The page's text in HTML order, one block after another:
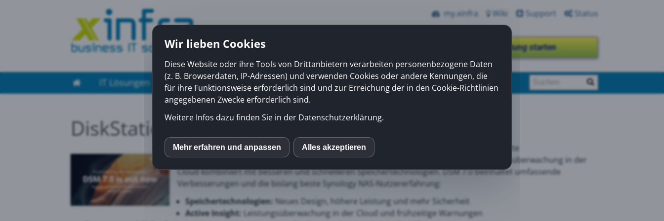
my.xinfra Wiki Support Status
Fernwartung starten
IT Lösungen Managed Services Erfolge News Kiosk Über uns
DiskStation Manager 7.0
DiskStation Manager 7.0 steht fürSynology NASzum Download bereit und bietet optimierte
Benutzererfahrung, mehr Sicherheit beim Anmelden, flexibler Cloud-Speicher und Systemüberwachung in der
Cloud kombiniert mit besseren und schnelleren Speichertechnologien. DSM 7.0 beinhaltet umfassende
Verbesserungen und die bislang beste Synology NAS-Nutzererfahrung:
Speichertechnologien: Neues Design, höhere Leistung und mehr Sicherheit
Active Insight:
Leistungsüberwachung in der Cloud und frühzeitige Warnungen
Wir lieben Cookies
Diese Website oder ihre Tools von Drittanbietern verarbeiten personenbezogene Daten
(z. B. Browserdaten, IP-Adressen) und verwenden Cookies oder andere Kennungen, die
für ihre Funktionsweise erforderlich sind und zur Erreichung der in den Cookie-Richtlinien
angegebenen Zwecke erforderlich sind.
Weitere Infos dazu finden Sie in der Datenschutzerklärung.
inCMS
Matomo (Piwik)
Youtube
Mehr erfahren und anpassen Alles akzeptieren